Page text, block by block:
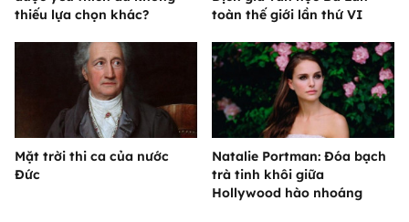
thiếu lựa chọn khác?
toàn thế giới lần thứ VI
Mặt trời thi ca của nước
Đức
Natalie Portman: Đóa bạch
trà tinh khôi giữa
Hollywood hào nhoáng